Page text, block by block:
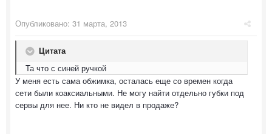
Опубликовано: 31 марта, 2013
Цитата
Та что с синей ручкой
У меня есть сама обжимка, осталась еще со времен когда
сети были коаксиальными. Не могу найти отдельно губки под
сервы для нее. Ни кто не видел в продаже?